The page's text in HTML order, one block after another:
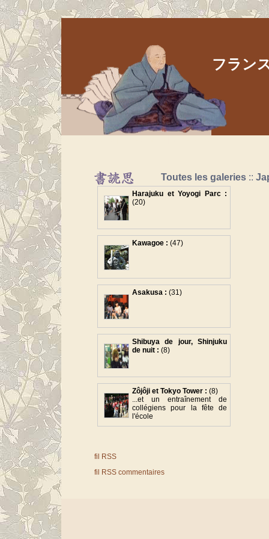
フラン
Toutes les galeries ::
Harajuku et Yoyogi Parc :
(20)
Kawagoe : (47)
Asakusa : (31)
Shibuya de jour, Shinjuku
de nuit : (8)
Zôjôji et Tokyo Tower : (8)
...et un entraînement de
collégiens pour la fête de
l'école
fil RSS
fil RSS commentaires